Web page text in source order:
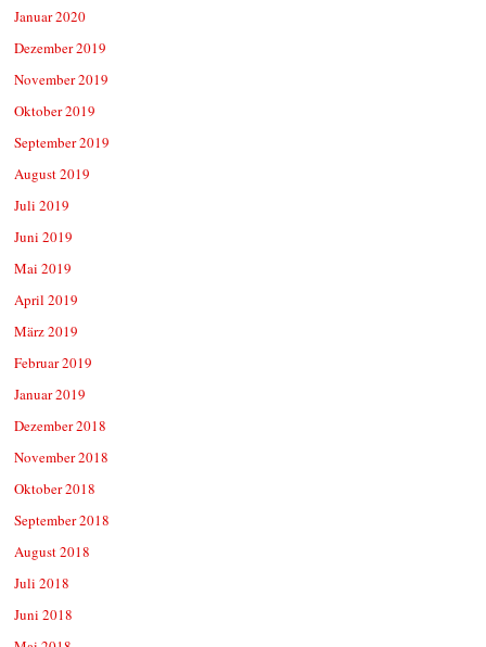
Januar 2020
Dezember 2019
November 2019
Oktober 2019
September 2019
August 2019
Juli 2019
Juni 2019
Mai 2019
April 2019
März 2019
Februar 2019
Januar 2019
Dezember 2018
November 2018
Oktober 2018
September 2018
August 2018
Juli 2018
Juni 2018